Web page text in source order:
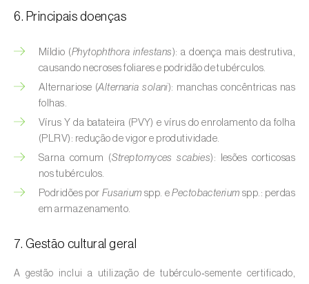
Cajueiro ( Anacardium occidentale
Cana-de-açúcar (Saccharum spp. )
Cânhamo / Canábis (Cannabis sativa)
Carambola ( Averrhoa carambola
Carpino-europeu (Carpinus betulus
Carvalhos (Quercus spp. e Fagus spp.
Castanheiro (Castanea sativa
Cebola (Allium cepa
Cedro (Cedrus spp.)
6. Principais doenças
Míldio (Phytophthora infestans ): a doença mais destrutiva,
causando necroses foliares e podridão de tubérculos.
Alternariose (Alternaria solani): manchas concêntricas nas
folhas.
Vírus Y da batateira (PVY) e vírus do enrolamento da folha
(PLRV): redução de vigor e produtividade.
Sarna comum (Streptomyces scabies): lesões corticosas
nos tubérculos.
Podridões por Fusarium spp. ePectobacterium spp.: perdas
em armazenamento.
7. Gestão cultural geral
A gestão inclui a utilização de tubérculo‑semente certificado,